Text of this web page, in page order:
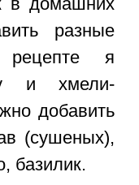
разные
я
и хмели-
добавить
(сушеных),
базилик.